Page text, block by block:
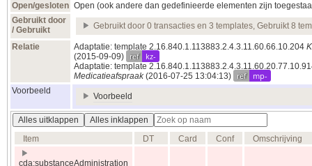
Open/gesloten Open (ook andere dan gedefinieerde elementen zijn
Gebruikt door
/ Gebruikt
Gebruikt door 0 transacties en 3 templates, Gebruikt 8
Relatie Adaptatie: template 2.16.840.1.113883.2.4.3.11.60.66.10.204
(2015‑09‑09)
ref kz-
Adaptatie: template
Medicatieafspraak(2016‑07‑25 13:04:13) ref mp-
Voorbeeld
Voorbeeld
Alles uitklappen
Alles inklappen
Item
DT Card Conf Omschrijving
cda:substanceAdministration